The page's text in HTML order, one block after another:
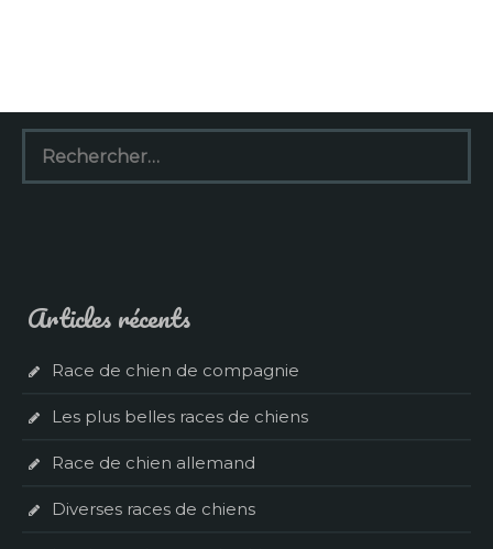
Rechercher :
Articles récents
Race de chien de compagnie
Les plus belles races de chiens
Race de chien allemand
Diverses races de chiens